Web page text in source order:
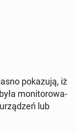
po­ka­zu­ją, iż
mo­ni­to­ro­wa­
lub